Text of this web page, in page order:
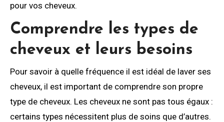
pour vos cheveux.
Comprendre les types de
cheveux et leurs besoins
Pour savoir à quelle fréquence il est idéal de laver ses
cheveux, il est important de comprendre son propre
type de cheveux. Les cheveux ne sont pas tous égaux :
certains types nécessitent plus de soins que d’autres.